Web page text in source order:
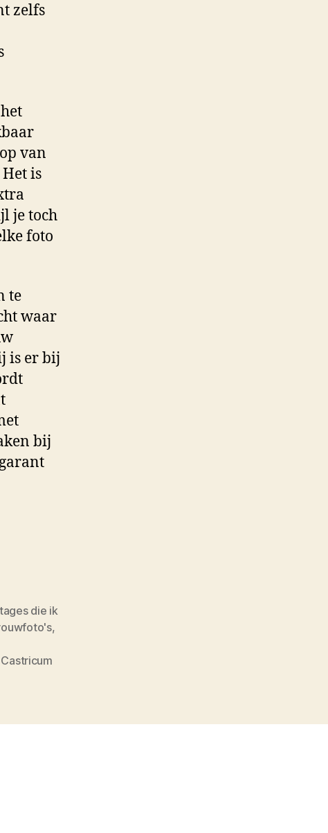
zelfs
van
is
je toch
foto
te
waar
is er bij
bij
die ik
,